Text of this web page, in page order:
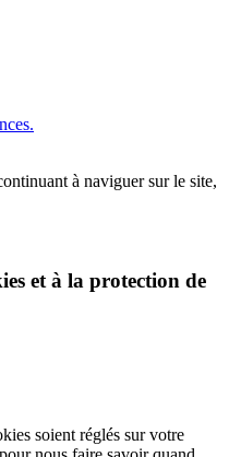
à naviguer sur le site,
et à la protection de
soient réglés sur votre